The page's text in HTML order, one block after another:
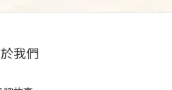
我們